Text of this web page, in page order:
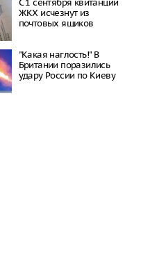
С 1 сентября квитанции
ЖКХ исчезнут из
почтовых ящиков
"Какая наглость!" В
Британии поразились
удару России по Киеву